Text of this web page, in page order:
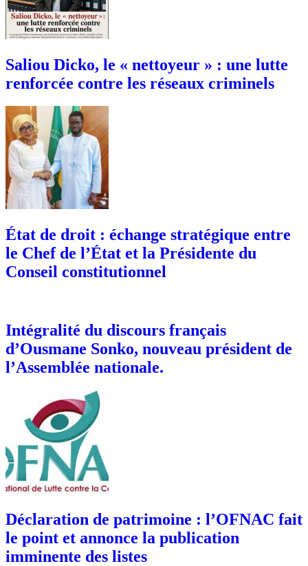
Saliou Dicko, le « nettoyeur » : une lutte
renforcée contre les réseaux criminels
État de droit : échange stratégique entre
le Chef de l’État et la Présidente du
Conseil constitutionnel
Intégralité du discours français
d’Ousmane Sonko, nouveau président de
l’Assemblée nationale.
Déclaration de patrimoine : l’OFNAC fait
le point et annonce la publication
imminente des listes